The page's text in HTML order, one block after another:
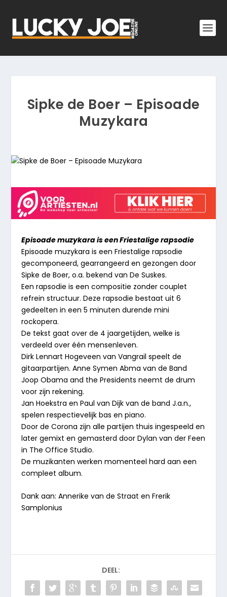
Sipke de Boer – Episoade
Muzykara
Episoade muzykara is een Friestalige rapsodie
Episoade muzykara is een Friestalige rapsodie
gecomponeerd, gearrangeerd en gezongen door
Sipke de Boer, o.a. bekend van De Suskes.
Een rapsodie is een compositie zonder couplet
refrein structuur. Deze rapsodie bestaat uit 6
gedeelten in een 5 minuten durende mini
rockopera.
De tekst gaat over de 4 jaargetijden, welke is
verdeeld over één mensenleven.
Dirk Lennart Hogeveen van Vangrail speelt de
gitaarpartijen. Anne Symen Abma van de Band
Joop Obama and the Presidents neemt de drum
voor zijn rekening.
Jan Hoekstra en Paul van Dijk van de band J.a.n.,
spelen respectievelijk bas en piano.
Door de Corona zijn alle partijen thuis ingespeeld en
later gemixt en gemasterd door Dylan van der Feen
in The Office Studio.
De muzikanten werken momenteel hard aan een
compleet album.
Dank aan: Annerike van de Straat en Frerik
Samplonius
DEEL: